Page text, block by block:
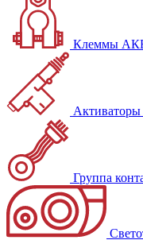
Клеммы
Активаторы
Группа